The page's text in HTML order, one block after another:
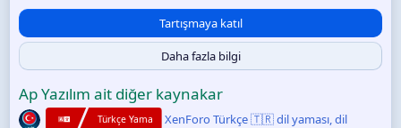
0
y
l
ı
z
Tartışmaya katıl
Daha fazla bilgi
Ap Yazılım ait diğer kaynakar
Türkçe Yama
XenForo Türkçe 🇹🇷 dil yaması, dil